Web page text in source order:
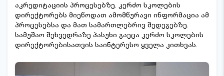
აკრედიტაციის პროცესებზე. კერძო სკოლების
დირექტორებს მიეწოდათ ამომწურავი ინფორმაცია ამ
პროცესებსა და მათ სამართლებრივ შედეგებზე.
სამუშაო შეხვედრაზე პასუხი გაეცა კერძო სკოლების
დირექტორებისათვის საინტერესო ყველა კითხვას.